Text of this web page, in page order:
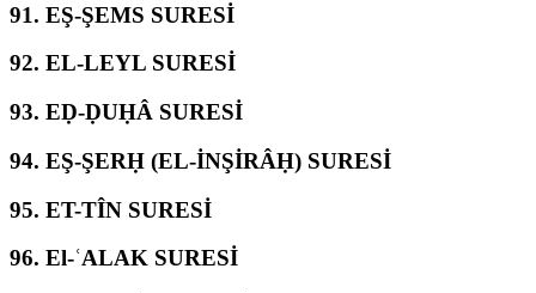
91. EŞ-ŞEMS SURESİ
92. EL-LEYL SURESİ
93. EḌ-ḌUḤÂ SURESİ
94. EŞ-ŞERḤ (EL-İNŞİRÂḤ) SURESİ
95. ET-TÎN SURESİ
96. El-ʿALAK SURESİ